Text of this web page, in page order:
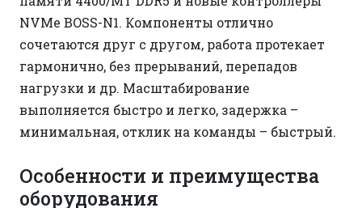
NVMe BOSS-N1. Компоненты отлично
сочетаются друг с другом, работа протекает
гармонично, без прерываний, перепадов
нагрузки и др. Масштабирование
выполняется быстро и легко, задержка –
минимальная, отклик на команды – быстрый.
Особенности и преимущества
оборудования